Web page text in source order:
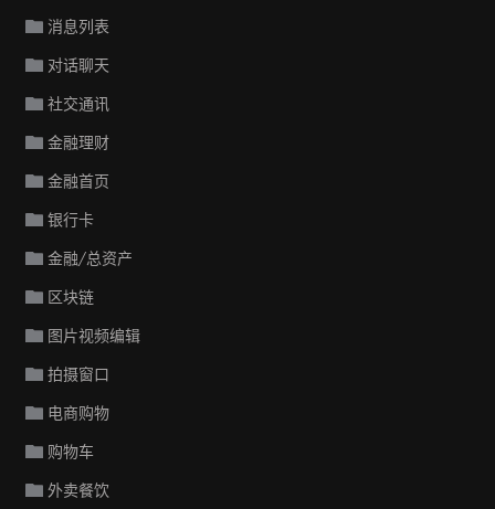
消息列表
对话聊天
社交通讯
金融理财
金融首页
银行卡
金融/总资产
区块链
图片视频编辑
拍摄窗口
电商购物
购物车
外卖餐饮